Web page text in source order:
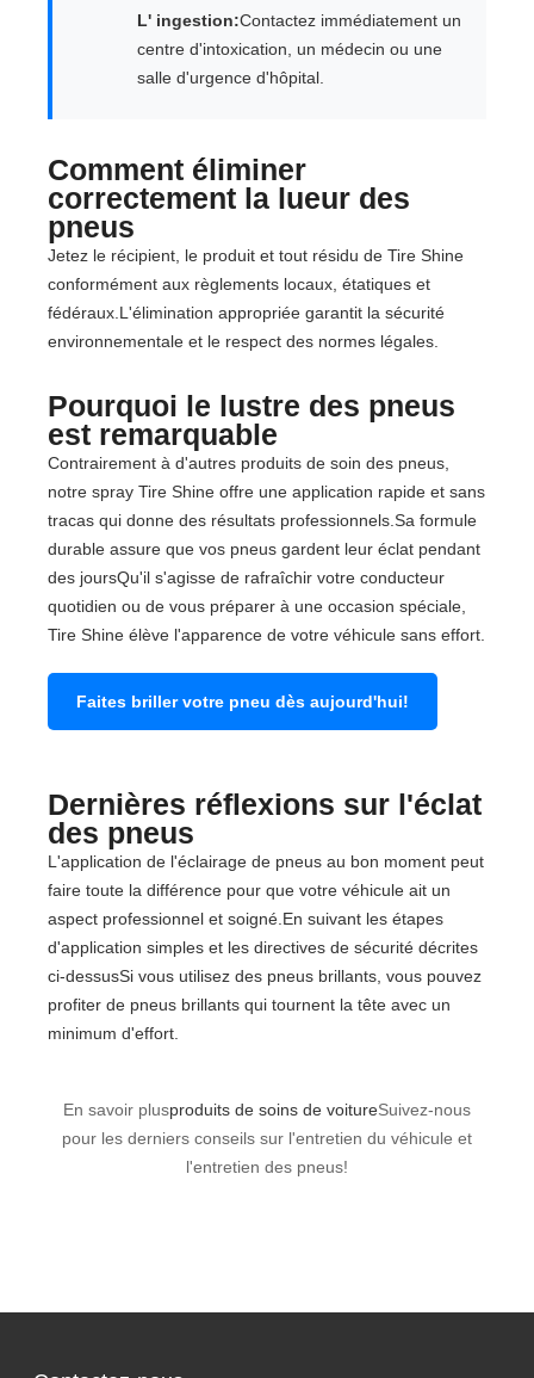
L' ingestion:Contactez immédiatement un
centre d'intoxication, un médecin ou une
salle d'urgence d'hôpital.
Comment éliminer
correctement la lueur des
pneus
Jetez le récipient, le produit et tout résidu de Tire Shine
conformément aux règlements locaux, étatiques et
fédéraux.L'élimination appropriée garantit la sécurité
environnementale et le respect des normes légales.
Pourquoi le lustre des pneus
est remarquable
Contrairement à d'autres produits de soin des pneus,
notre spray Tire Shine offre une application rapide et sans
tracas qui donne des résultats professionnels.Sa formule
durable assure que vos pneus gardent leur éclat pendant
des joursQu'il s'agisse de rafraîchir votre conducteur
quotidien ou de vous préparer à une occasion spéciale,
Tire Shine élève l'apparence de votre véhicule sans effort.
Faites briller votre pneu dès aujourd'hui!
Dernières réflexions sur l'éclat
des pneus
L'application de l'éclairage de pneus au bon moment peut
faire toute la différence pour que votre véhicule ait un
aspect professionnel et soigné.En suivant les étapes
d'application simples et les directives de sécurité décrites
ci-dessusSi vous utilisez des pneus brillants, vous pouvez
profiter de pneus brillants qui tournent la tête avec un
minimum d'effort.
En savoir plusproduits de soins de voitureSuivez-nous
pour les derniers conseils sur l'entretien du véhicule et
l'entretien des pneus!